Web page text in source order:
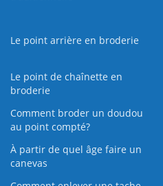
Le point arrière en broderie
Le point de chaînette en
broderie
Comment broder un doudou
au point compté?
À partir de quel âge faire un
canevas